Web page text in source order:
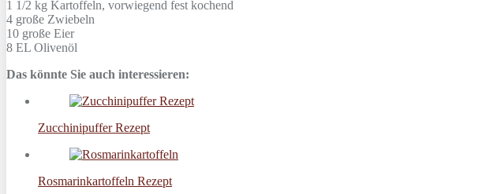
1 1/2 kg Kartoffeln, vorwiegend fest kochend
4 große Zwiebeln
10 große Eier
8 EL Olivenöl
Das könnte Sie auch interessieren:
Zucchinipuffer Rezept
Rosmarinkartoffeln Rezept